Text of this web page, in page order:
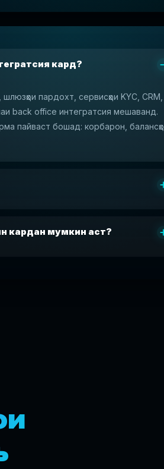
кард?
пардохт, сервисҳои KYC, CRM,
back office интегратсия мешаванд.
пайваст бошад: корбарон, балансҳо,
кардан мумкин аст?